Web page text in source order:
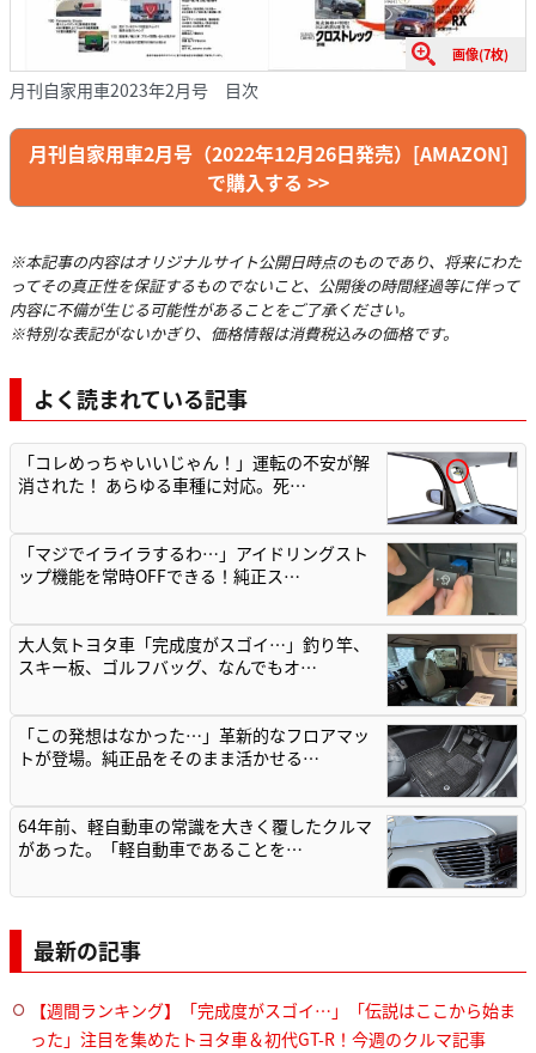
画像(7枚)
月刊自家用車2023年2月号 目次
月刊自家用車2月号（2022年12月26日発売）[AMAZON]
で購入する >>
※本記事の内容はオリジナルサイト公開日時点のものであり、将来にわた
ってその真正性を保証するものでないこと、公開後の時間経過等に伴って
内容に不備が生じる可能性があることをご了承ください。
※特別な表記がないかぎり、価格情報は消費税込みの価格です。
よく読まれている記事
「コレめっちゃいいじゃん！」運転の不安が解
消された！ あらゆる車種に対応。死…
「マジでイライラするわ…」アイドリングスト
ップ機能を常時OFFできる！純正ス…
大人気トヨタ車「完成度がスゴイ…」釣り竿、
スキー板、ゴルフバッグ、なんでもオ…
「この発想はなかった…」革新的なフロアマッ
トが登場。純正品をそのまま活かせる…
64年前、軽自動車の常識を大きく覆したクルマ
があった。「軽自動車であることを…
最新の記事
【週間ランキング】「完成度がスゴイ…」「伝説はここから始ま
った」注目を集めたトヨタ車＆初代GT-R！今週のクルマ記事